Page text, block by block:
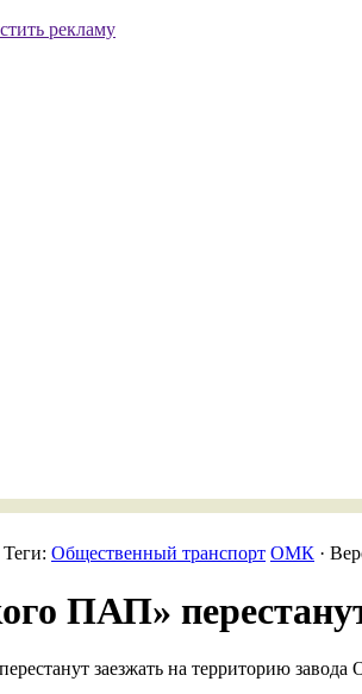
рекламу
Общественный транспорт ОМК ·
ПАП»
заезжать на территорию